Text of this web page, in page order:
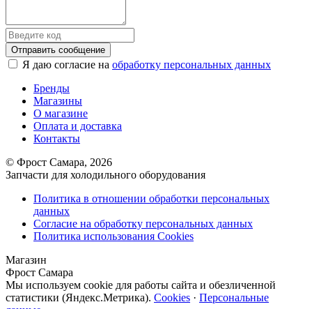
Отправить сообщение
Я даю согласие на обработку персональных данных
Бренды
Магазины
О магазине
Оплата и доставка
Контакты
© Фрост Самара, 2026
Запчасти для холодильного оборудования
Политика в отношении обработки персональных
данных
Согласие на обработку персональных данных
Политика использования Cookies
Магазин
Фрост Самара
Мы используем cookie для работы сайта и обезличенной
статистики (Яндекс.Метрика). Cookies · Персональные